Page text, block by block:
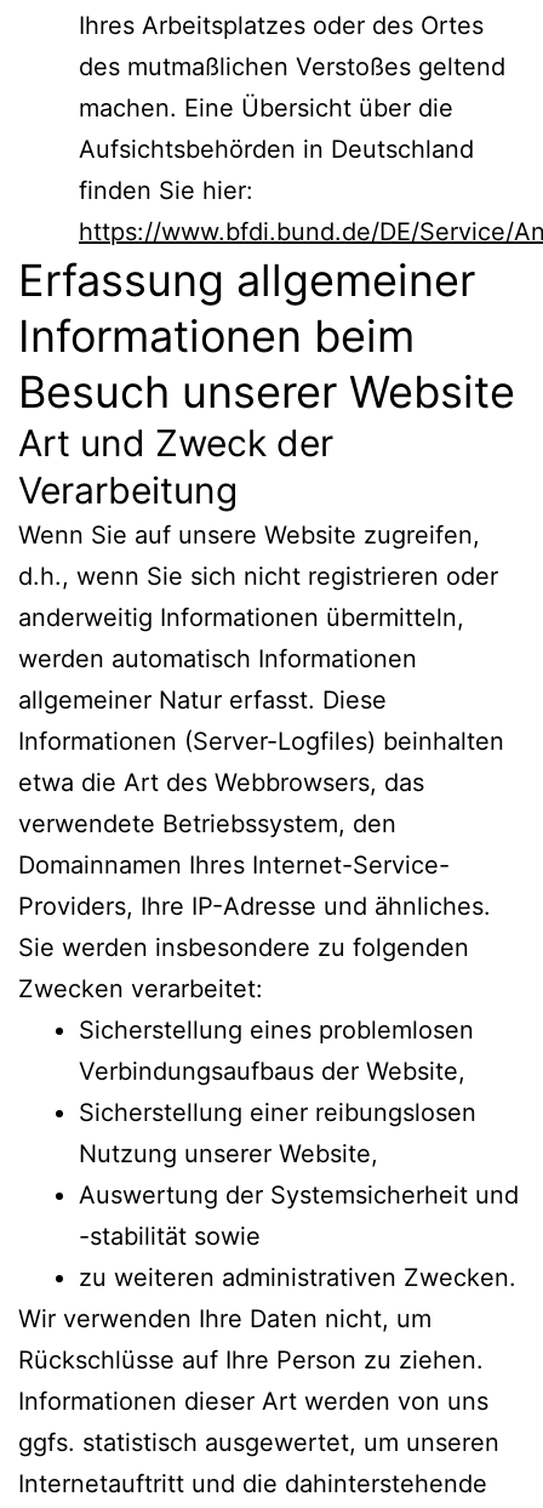
Ihres Arbeitsplatzes oder des Ortes
des mutmaßlichen Verstoßes geltend
machen. Eine Übersicht über die
Aufsichtsbehörden in Deutschland
finden Sie hier:
https://www.bfdi.bund.de/DE/Service/
Erfassung allgemeiner
Informationen beim
Besuch unserer Website
Art und Zweck der
Verarbeitung
Wenn Sie auf unsere Website zugreifen,
d.h., wenn Sie sich nicht registrieren oder
anderweitig Informationen übermitteln,
werden automatisch Informationen
allgemeiner Natur erfasst. Diese
Informationen (Server-Logfiles) beinhalten
etwa die Art des Webbrowsers, das
verwendete Betriebssystem, den
Domainnamen Ihres Internet-Service-
Providers, Ihre IP-Adresse und ähnliches.
Sie werden insbesondere zu folgenden
Zwecken verarbeitet:
Sicherstellung eines problemlosen
Verbindungsaufbaus der Website,
Sicherstellung einer reibungslosen
Nutzung unserer Website,
Auswertung der Systemsicherheit und
-stabilität sowie
zu weiteren administrativen Zwecken.
Wir verwenden Ihre Daten nicht, um
Rückschlüsse auf Ihre Person zu ziehen.
Informationen dieser Art werden von uns
ggfs. statistisch ausgewertet, um unseren
Internetauftritt und die dahinterstehende